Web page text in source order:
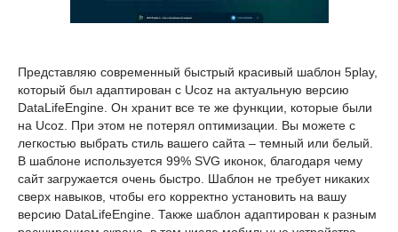
Представляю современный быстрый красивый шаблон 5play,
который был адаптирован с Ucoz на актуальную версию
DataLifeEngine. Он хранит все те же функции, которые были
на Ucoz. При этом не потерял оптимизации. Вы можете с
легкостью выбрать стиль вашего сайта – темный или белый.
В шаблоне используется 99% SVG иконок, благодаря чему
сайт загружается очень быстро. Шаблон не требует никаких
сверх навыков, чтобы его корректно установить на вашу
версию DataLifeEngine. Также шаблон адаптирован к разным